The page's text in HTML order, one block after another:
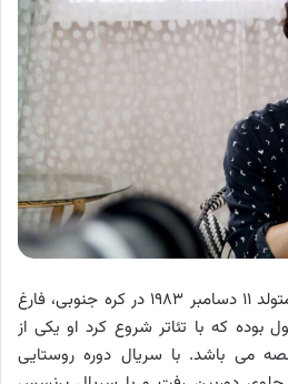
اوه جو وان (On Joo-wan) متولد ۱۱ دسامبر ۱۹۸۳ در کره جنوبی، فارغ
که با تئاتر شروع کرد او یکی از
می باشد. با سریال دوره روستایی